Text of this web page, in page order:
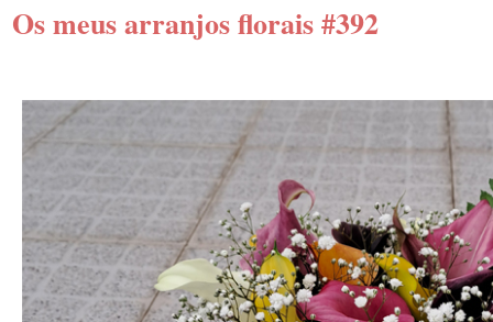
Os meus arranjos florais #392